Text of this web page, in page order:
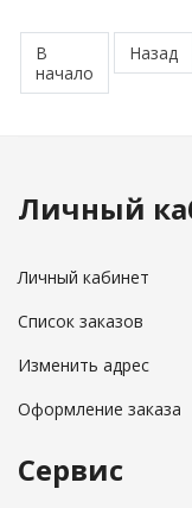
В
начало
Назад
Личный
Личный кабинет
Список заказов
Изменить адрес
Оформление заказа
Сервис